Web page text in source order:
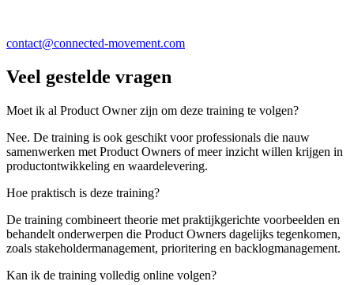
contact@connected-movement.com
Veel gestelde vragen
Moet ik al Product Owner zijn om deze training te volgen?
Nee. De training is ook geschikt voor professionals die nauw
samenwerken met Product Owners of meer inzicht willen krijgen in
productontwikkeling en waardelevering.
Hoe praktisch is deze training?
De training combineert theorie met praktijkgerichte voorbeelden en
behandelt onderwerpen die Product Owners dagelijks tegenkomen,
zoals stakeholdermanagement, prioritering en backlogmanagement.
Kan ik de training volledig online volgen?